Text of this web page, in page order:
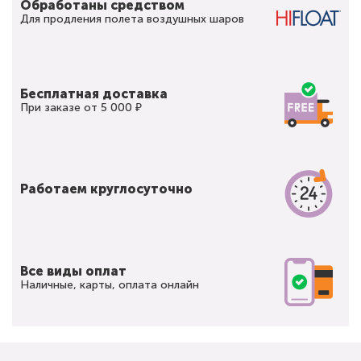
Обработаны средством
Для продления полета воздушных шаров
Бесплатная доставка
При заказе от 5 000 ₽
Работаем круглосуточно
Все виды оплат
Наличные, карты, оплата онлайн